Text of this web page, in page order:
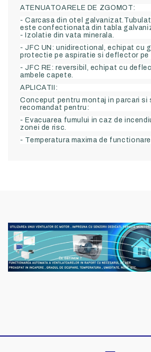
ATENUATOARELE DE ZGOMOT:
- Carcasa din otel
este confectionata din tabla
- Izolatie din vata minerala.
- JFC UN: unidirectional, echipat cu
protectie pe aspiratie si deflector pe
- JFC RE: reversibil, echipat cu
ambele capete.
APLICATII:
Conceput pentru montaj in parcari si
recomandat pentru:
- Evacuarea fumului in caz de
zonei de risc.
- Temperatura maxima de